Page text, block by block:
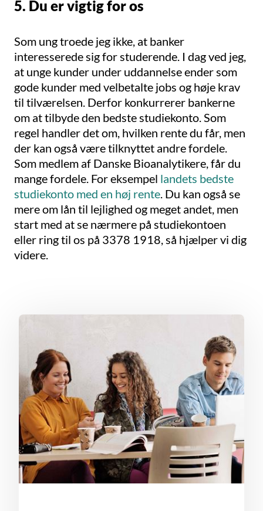
5. Du er vigtig for os
Som ung troede jeg ikke, at banker
interesserede sig for studerende. I dag ved jeg,
at unge kunder under uddannelse ender som
gode kunder med velbetalte jobs og høje krav
til tilværelsen. Derfor konkurrerer bankerne
om at tilbyde den bedste studiekonto. Som
regel handler det om, hvilken rente du får, men
der kan også være tilknyttet andre fordele.
Som medlem af Danske Bioanalytikere, får du
mange fordele. For eksempel landets bedste
studiekonto med en høj rente . Du kan også se
mere om lån til lejlighed og meget andet, men
start med at se nærmere på studiekontoen
eller ring til os på 3378 1918, så hjælper vi dig
videre.